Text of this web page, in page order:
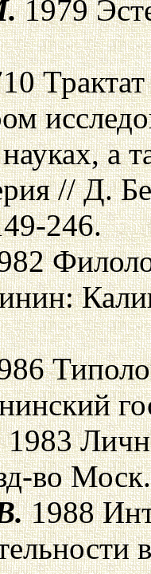
1979
а
// Д.
246.
1983
во
1988